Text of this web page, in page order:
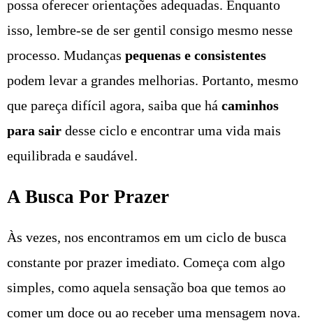
possa oferecer orientações adequadas. Enquanto
isso, lembre-se de ser gentil consigo mesmo nesse
processo. Mudanças pequenas e consistentes
podem levar a grandes melhorias. Portanto, mesmo
que pareça difícil agora, saiba que há caminhos
para sair desse ciclo e encontrar uma vida mais
equilibrada e saudável.
A Busca Por Prazer
Às vezes, nos encontramos em um ciclo de busca
constante por prazer imediato. Começa com algo
simples, como aquela sensação boa que temos ao
comer um doce ou ao receber uma mensagem nova.